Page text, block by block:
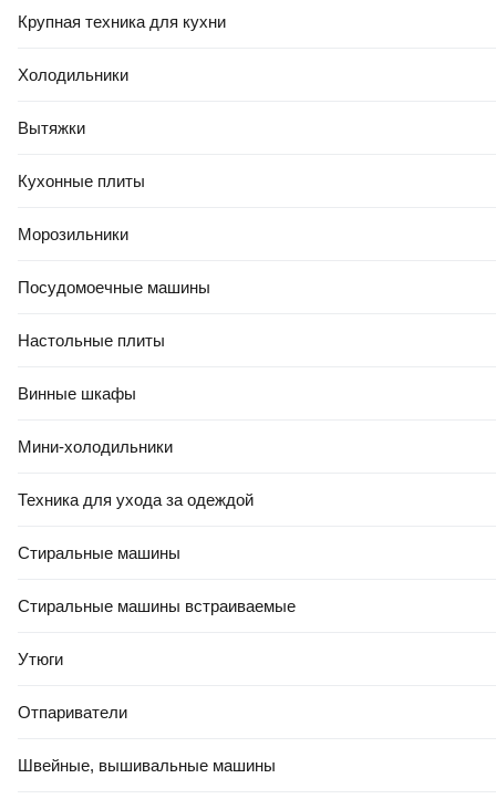
Крупная техника для кухни
Холодильники
Вытяжки
Кухонные плиты
Морозильники
Посудомоечные машины
Настольные плиты
Винные шкафы
Мини-холодильники
Техника для ухода за одеждой
Стиральные машины
Стиральные машины встраиваемые
Утюги
Отпариватели
Швейные, вышивальные машины